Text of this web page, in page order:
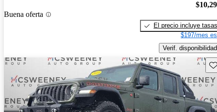
Buena oferta
El precio incluye tasas
$197/mes
Verif. disponibilidad